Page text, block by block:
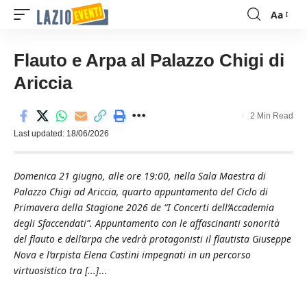
Font
Aa
Flauto e Arpa al Palazzo Chigi di
Ariccia
Last updated: 18/06/2026
2 Min Read
Domenica 21 giugno, alle ore 19:00, nella Sala Maestra di
Palazzo Chigi ad Ariccia, quarto appuntamento del Ciclo di
Primavera della Stagione 2026 de “I Concerti dell’Accademia
degli Sfaccendati”. Appuntamento con le affascinanti sonorità
del flauto e dell’arpa che vedrà protagonisti il flautista Giuseppe
Nova e l’arpista Elena Castini impegnati in un percorso
virtuosistico tra [...]...